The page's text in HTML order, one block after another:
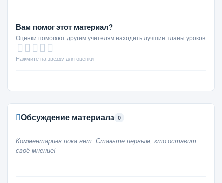
Вам помог этот материал?
Оценки помогают другим учителям находить лучшие планы уроков
Нажмите на звезду для оценки
Обсуждение материала 0
Комментариев пока нет. Станьте первым, кто оставит
своё мнение!